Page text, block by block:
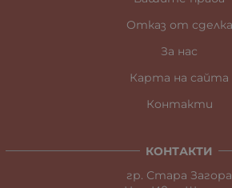
Отказ от сделка
За нас
Карта на сайта
Контакти
КОНТАКТИ
гр. Стара Загора